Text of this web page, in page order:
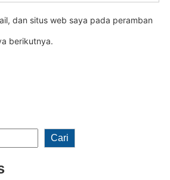
Cari
dan situs web saya pada peramban
berikutnya.